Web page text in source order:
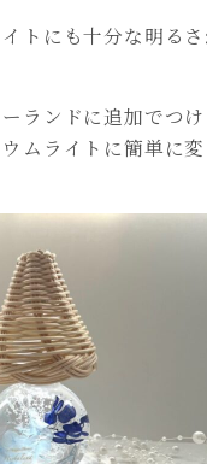
トにも十分な明る
ランドに追加でつ
ムライトに簡単に変